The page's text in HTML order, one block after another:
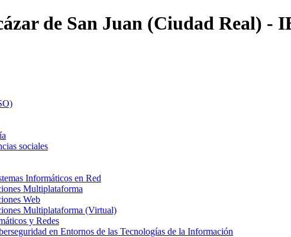
de San Juan (Ciudad Real) -
sociales
Informáticos en Red
Multiplataforma
Web
Multiplataforma (Virtual)
y Redes
en Entornos de las Tecnologías de la Información